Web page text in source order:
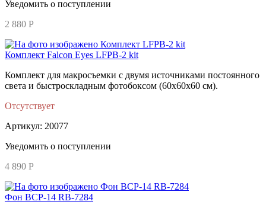
Уведомить о поступлении
2 880 Р
Комплект Falcon Eyes LFPB-2 kit
Комплект для макросъемки с двумя источниками постоянного
света и быстроскладным фотобоксом (60х60х60 см).
Отсутствует
Артикул: 20077
Уведомить о поступлении
4 890 Р
Фон BCP-14 RB-7284